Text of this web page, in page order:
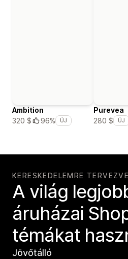
Ambition
320 $
96% ÚJ
Purevea
280 $
ÚJ
KERESKEDELEMRE TERVEZVE
A világ
áruházai
témákat
Jövőtálló